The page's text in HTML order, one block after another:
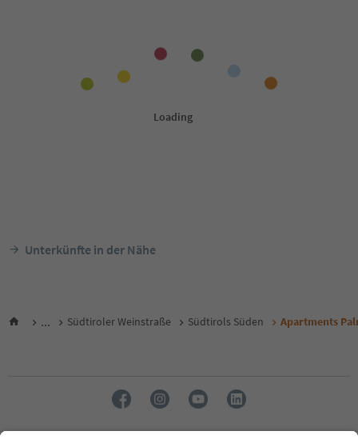
Unterkünfte in der Nähe
... Südtiroler Weinstraße Südtirols Süden Apartments